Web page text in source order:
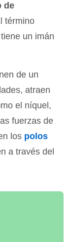
de
término
un imán
de un
atraen
el níquel,
fuerzas de
los polos
a través del